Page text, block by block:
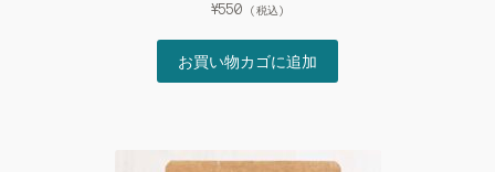
¥550 (税込)
お買い物カゴに追加